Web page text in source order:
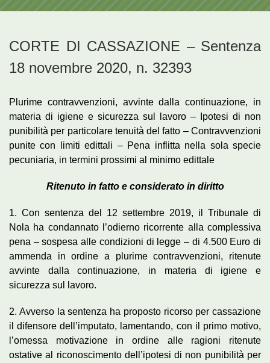
CORTE DI CASSAZIONE – Sentenza
18 novembre 2020, n. 32393
Plurime contravvenzioni, avvinte dalla continuazione, in
materia di igiene e sicurezza sul lavoro – Ipotesi di non
punibilità per particolare tenuità del fatto – Contravvenzioni
punite con limiti edittali – Pena inflitta nella sola specie
pecuniaria, in termini prossimi al minimo edittale
Ritenuto in fatto e considerato in diritto
1. Con sentenza del 12 settembre 2019, il Tribunale di
Nola ha condannato l’odierno ricorrente alla complessiva
pena – sospesa alle condizioni di legge – di 4.500 Euro di
ammenda in ordine a plurime contravvenzioni, ritenute
avvinte dalla continuazione, in materia di igiene e
sicurezza sul lavoro.
2. Avverso la sentenza ha proposto ricorso per cassazione
il difensore dell’imputato, lamentando, con il primo motivo,
l’omessa motivazione in ordine alle ragioni ritenute
ostative al riconoscimento dell’ipotesi di non punibilità per